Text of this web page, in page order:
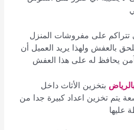
تتراكم على مفروشات المنزل
بالعفش ولهذا يريد العميل أن
يحافظ له على هذا العفش
بتخزين الأثاث داخل
يتم تخزين اعداد كبيرة جدا من
عليها